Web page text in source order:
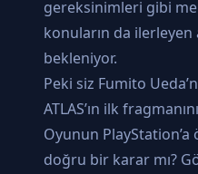
gereksinimleri gibi
konuların da
bekleniyor.
Peki siz Fumito
ATLAS’ın ilk
Oyunun PlayStation’a
doğru bir karar mı?